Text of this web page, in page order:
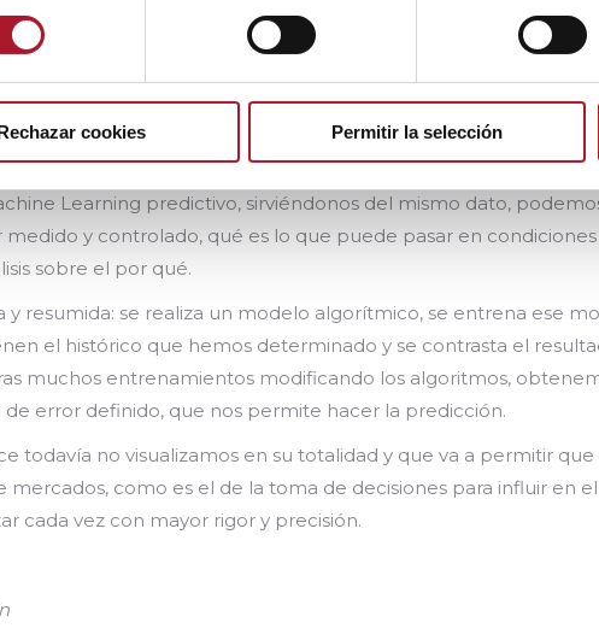
cookies Permitir la selección
Learning predictivo, sirviéndonos del mismo dato,
y controlado, qué es lo que puede pasar en
sobre el por qué.
y resumida: se realiza un modelo algorítmico, se entrena ese
el histórico que hemos determinado y se contrasta el
muchos entrenamientos modificando los algoritmos,
error definido, que nos permite hacer la predicción.
todavía no visualizamos en su totalidad y que va a permitir
mercados, como es el de la toma de decisiones para influir en
cada vez con mayor rigor y precisión.